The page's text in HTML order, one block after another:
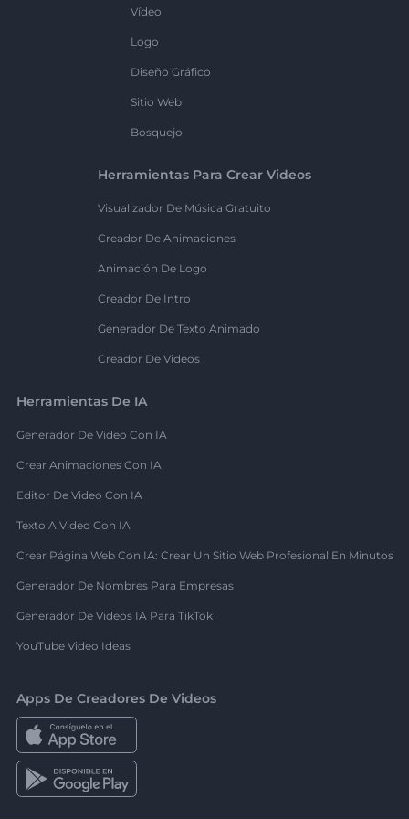
Vídeo
Logo
Diseño Gráfico
Sitio Web
Bosquejo
Herramientas Para Crear Videos
Visualizador De Música Gratuito
Creador De Animaciones
Animación De Logo
Creador De Intro
Generador De Texto Animado
Creador De Videos
Herramientas De IA
Generador De Video Con IA
Crear Animaciones Con IA
Editor De Video Con IA
Texto A Video Con IA
Crear Página Web Con IA: Crear Un Sitio Web Profesional En Minutos
Generador De Nombres Para Empresas
Generador De Videos IA Para TikTok
YouTube Video Ideas
Apps De Creadores De Videos